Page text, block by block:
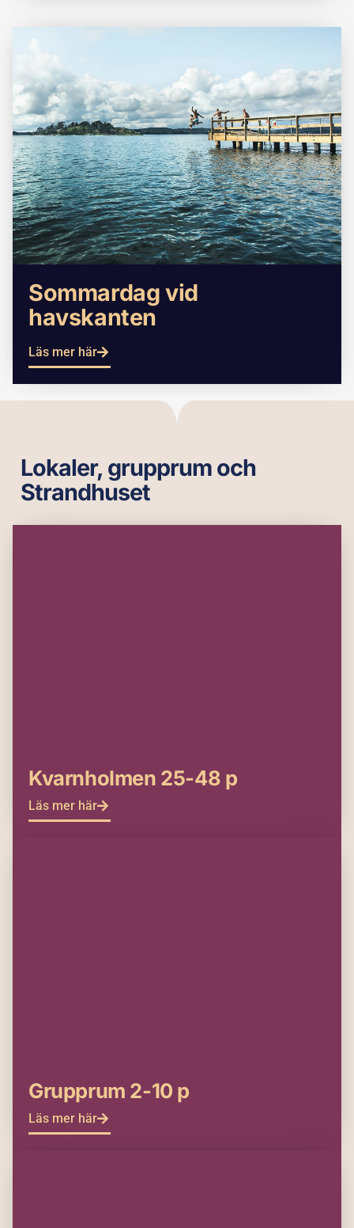
Sommardag vid
havskanten
Läs mer här
Lokaler, grupprum och
Strandhuset
Kvarnholmen 25-48 p
Läs mer här
Grupprum 2-10 p
Läs mer här